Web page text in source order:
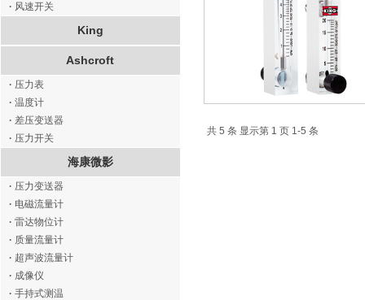
· 风速开关
King
Ashcroft
· 压力表
· 温度计
· 差压变送器
· 压力开关
海康微影
· 压力变送器
· 电磁流量计
· 雷达物位计
· 质量流量计
· 超声波流量计
· 成像仪
· 手持式测温
共 5 条 显示第 1 页 1-5 条